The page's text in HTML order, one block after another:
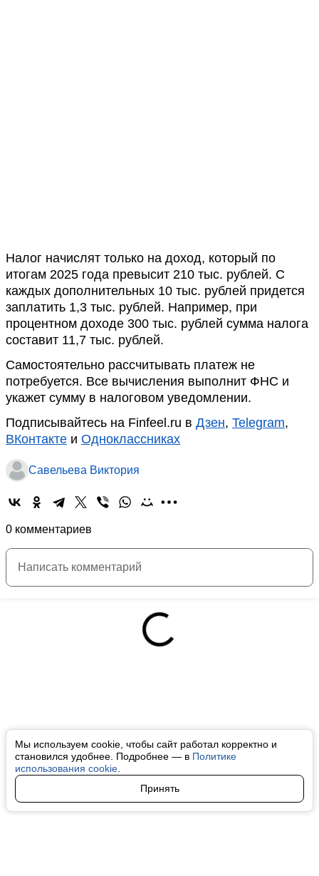
Мы используем cookie, чтобы сайт работал корректно и
становился удобнее. Подробнее — в Политике
использования cookie
Принять
Налог начислят только на доход, который по
итогам 2025 года превысит 210 тыс. рублей. С
каждых дополнительных 10 тыс. рублей придется
заплатить 1,3 тыс. рублей. Например, при
процентном доходе 300 тыс. рублей сумма налога
составит 11,7 тыс. рублей.
Самостоятельно рассчитывать платеж не
потребуется. Все вычисления выполнит ФНС и
укажет сумму в налоговом уведомлении.
Подписывайтесь на Finfeel.ru в Дзен, Telegram,
ВКонтакте и Одноклассниках
Савельева Виктория
0 комментариев